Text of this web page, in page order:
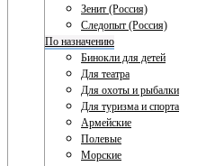
Зенит (Россия)
Следопыт (Россия)
По назначению
Бинокли для детей
Для театра
Для охоты и рыбалки
Для туризма и спорта
Армейские
Полевые
Морские